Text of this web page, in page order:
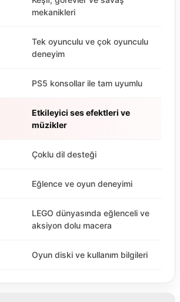
mekanikleri
Tek oyunculu ve çok oyunculu
deneyim
PS5 konsollar ile tam uyumlu
Etkileyici ses efektleri ve
müzikler
Çoklu dil desteği
Eğlence ve oyun deneyimi
LEGO dünyasında eğlenceli ve
aksiyon dolu macera
Oyun diski ve kullanım bilgileri